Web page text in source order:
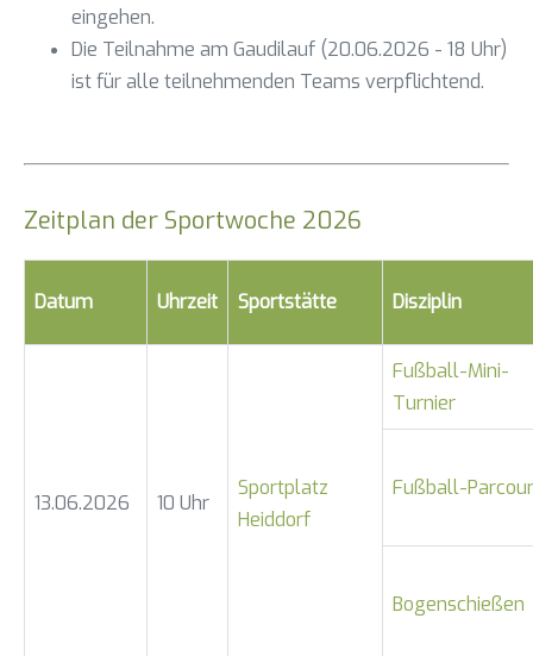
eingehen.
Die Teilnahme am Gaudilauf (20.06.2026 - 18 Uhr)
ist für alle teilnehmenden Teams verpflichtend.
Zeitplan der Sportwoche 2026
Datum Uhrzeit Sportstätte Disziplin
13.06.2026 10 Uhr
Sportplatz
Heiddorf
Fußball-Mini-
Turnier
Fußball-
Bogenschießen